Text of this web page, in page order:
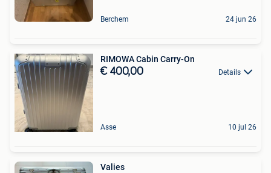
Berchem 24 jun 26
RIMOWA Cabin Carry-On
€ 400,00 Details
Asse 10 jul 26
Valies